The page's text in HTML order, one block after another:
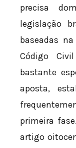
precisa
legislação
baseadas
Código
bastante
aposta,
primeira
artigo